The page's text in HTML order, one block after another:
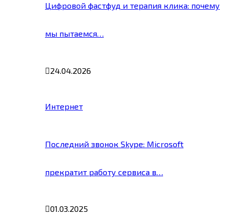
Цифровой фастфуд и терапия клика: почему
мы пытаемся…
24.04.2026
Интернет
Последний звонок Skype: Microsoft
прекратит работу сервиса в…
01.03.2025